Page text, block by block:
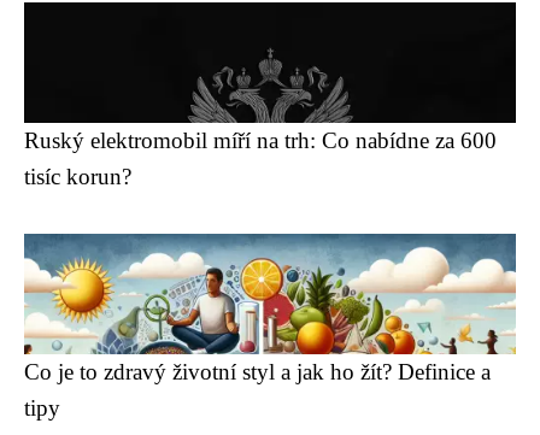
Ruský elektromobil míří na trh: Co nabídne za 600
tisíc korun?
Co je to zdravý životní styl a jak ho žít? Definice a
tipy